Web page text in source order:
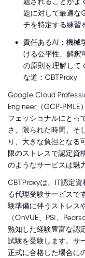
題に対して最適
チを特定する練習
責任あるAI：機械
ける公平性、解釈
の原則を理解して
な道：CBTProxy
Google Cloud
Engineer（GCP-PMLE
フェッショナルにとっ
さ、限られた時間、そ
り、大きな負担となる
限のストレスで認定資
のようなサービスは魅
CBTProxyは、IT認定
る代理受験サービスで
験準備に伴うストレス
（OnVUE、PSI、
熟知した経験豊富な認
試験を受験します。サ
正式に合格した場合に